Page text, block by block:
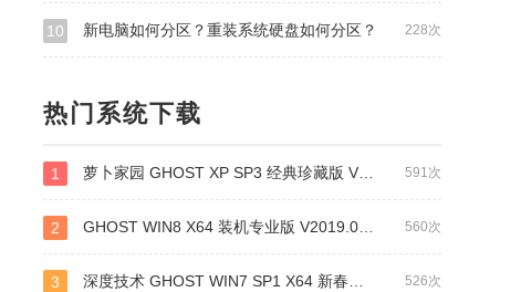
228次
10 新电脑如何分区？重装系统硬盘如何分区？
热门系统下载
591次
1 萝卜家园 GHOST XP SP3 经典珍藏版 V2019.01
560次
2 GHOST WIN8 X64 装机专业版 V2019.01 (64位)
526次
3 深度技术 GHOST WIN7 SP1 X64 新春贺岁版 V2019.02（64位）